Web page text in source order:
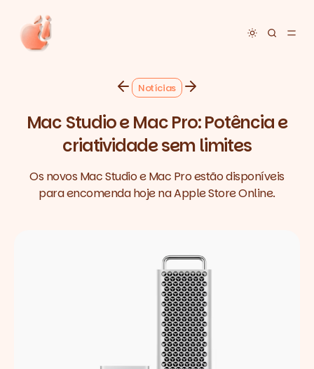
Toggle
Notícias
Mac Studio e Mac Pro: Potência e
criatividade sem limites
Os novos Mac Studio e Mac Pro estão disponíveis
para encomenda hoje na Apple Store Online.